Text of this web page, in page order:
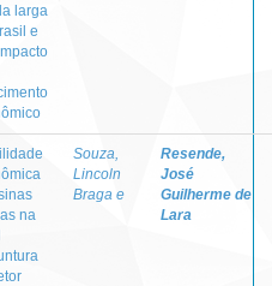
larga
e
na
Souza,
Lincoln
Braga e
Resende,
José
Guilherme de
Lara